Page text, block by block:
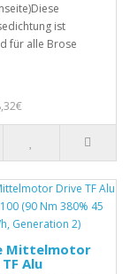
ist
für alle Brose
Mittelmotor
Alu